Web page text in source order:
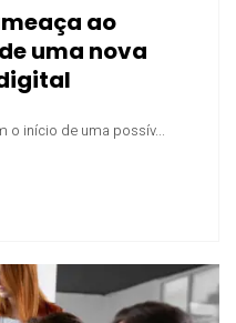
ao
uma nova
o início de uma possív...